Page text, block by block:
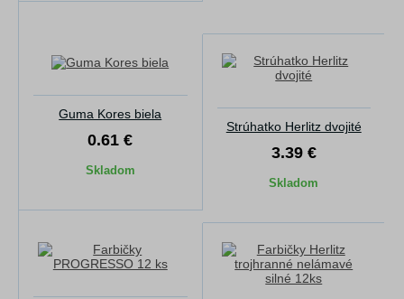
Guma Kores biela
0.61 €
Skladom
Strúhatko Herlitz dvojité
3.39 €
Skladom